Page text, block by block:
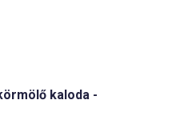
kaloda -